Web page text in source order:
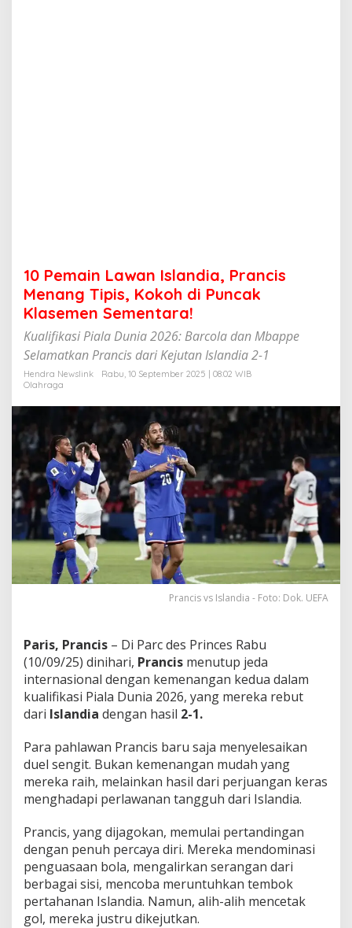
M
e
n
a
n
g
T
i
K
o
k
o
h
d
i
P
u
c
a
s
e
m
e
S
e
m
e
n
a
r
a
!
10 Pemain Lawan Islandia, Prancis
Menang Tipis, Kokoh di Puncak
Klasemen Sementara!
Kualifikasi Piala Dunia 2026: Barcola dan Mbappe
Selamatkan Prancis dari Kejutan Islandia 2-1
Hendra Newslink
Rabu, 10 September 2025 | 08:02 WIB
Olahraga
Prancis vs Islandia - Foto: Dok. UEFA
Paris, Prancis – Di Parc des Princes Rabu
(10/09/25) dinihari, Prancis menutup jeda
internasional dengan kemenangan kedua dalam
kualifikasi Piala Dunia 2026, yang mereka rebut
dari Islandia dengan hasil 2-1.
Para pahlawan Prancis baru saja menyelesaikan
duel sengit. Bukan kemenangan mudah yang
mereka raih, melainkan hasil dari perjuangan keras
menghadapi perlawanan tangguh dari Islandia.
Prancis, yang dijagokan, memulai pertandingan
dengan penuh percaya diri. Mereka mendominasi
penguasaan bola, mengalirkan serangan dari
berbagai sisi, mencoba meruntuhkan tembok
pertahanan Islandia. Namun, alih-alih mencetak
gol, mereka justru dikejutkan.